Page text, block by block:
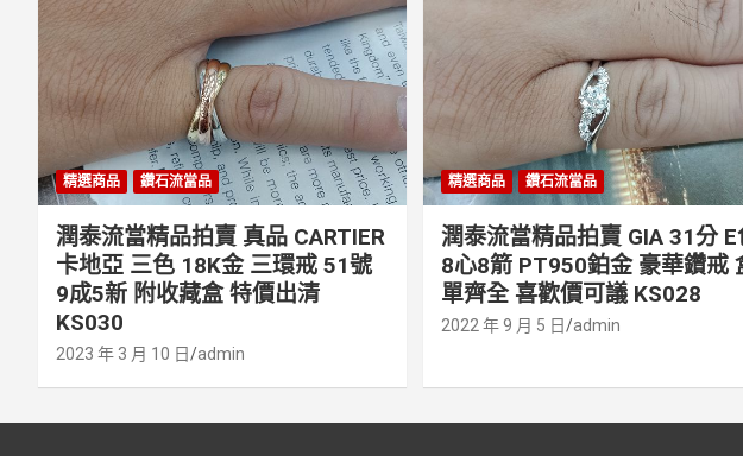
精選商品 鑽石流當品
潤泰流當精品拍賣 真品 CARTIER
卡地亞 三色 18K金 三環戒 51號
9成5新 附收藏盒 特價出清
KS030
2023 年 3 月 10 日 admin
精選商品 鑽石流當品
潤泰流當精品拍賣 GIA 31分 E
8心8箭 PT950鉑金 豪華鑽戒
單齊全 喜歡價可議 KS028
2022 年 9 月 5 日 admin